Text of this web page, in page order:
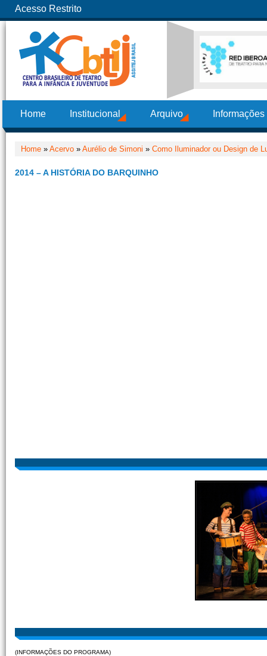
Acesso Restrito
Home Institucional Arquivo
Home » Acervo » Aurélio de Simoni » Como Iluminador ou Design de
2014 – A HISTÓRIA DO BARQUINHO
(INFORMAÇÕES DO PROGRAMA)